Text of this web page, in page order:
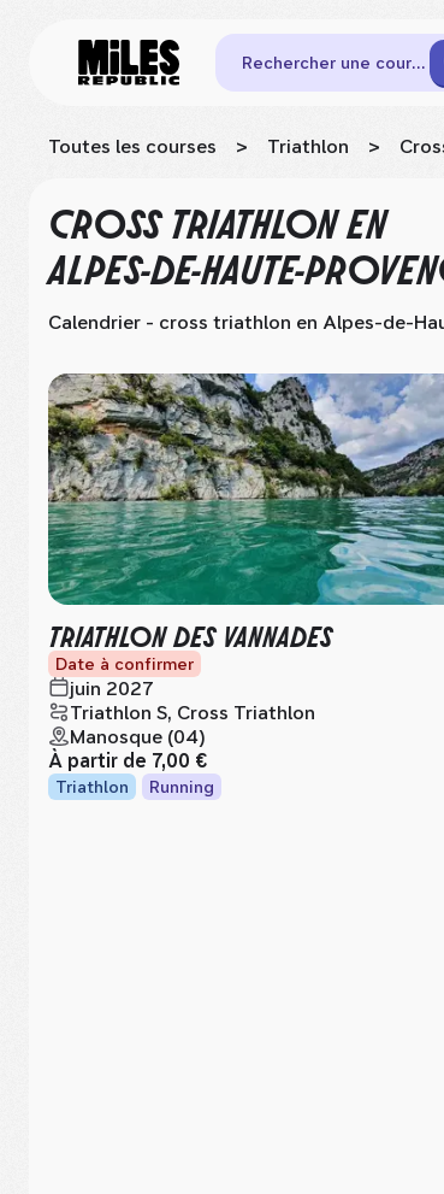
Rechercher une course
Toutes les courses > Triathlon >
CROSS TRIATHLONEN
ALPES-DE-HAUTE-
Calendrier - cross triathlon en Alpes-de-
TRIATHLON DES VANNADES
Date à confirmer
juin 2027
Triathlon S, Cross Triathlon
Manosque (04)
À partir de 7,00 €
Triathlon Running